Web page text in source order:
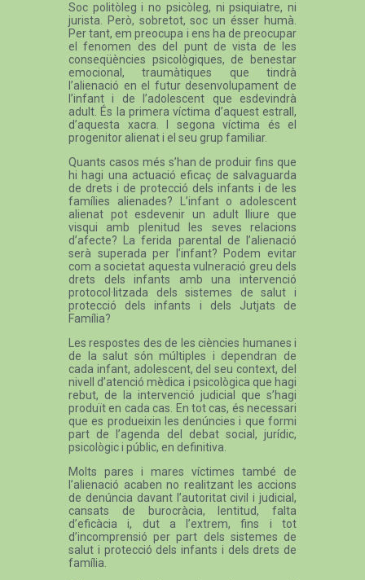
Soc politòleg i no psicòleg, ni psiquiatre, ni
jurista. Però, sobretot, soc un ésser humà.
Per tant, em preocupa i ens ha de preocupar
el fenomen des del punt de vista de les
conseqüències psicològiques, de benestar
emocional, traumàtiques que tindrà
l’alienació en el futur desenvolupament de
l’infant i de l’adolescent que esdevindrà
adult. És la primera víctima d’aquest estrall,
d’aquesta xacra. I segona víctima és el
progenitor alienat i el seu grup familiar.
Quants casos més s’han de produir fins que
hi hagi una actuació eficaç de salvaguarda
de drets i de protecció dels infants i de les
famílies alienades? L’infant o adolescent
alienat pot esdevenir un adult lliure que
visqui amb plenitud les seves relacions
d’afecte? La ferida parental de l’alienació
serà superada per l’infant? Podem evitar
com a societat aquesta vulneració greu dels
drets dels infants amb una intervenció
protocol·litzada dels sistemes de salut i
protecció dels infants i dels Jutjats de
Família?
Les respostes des de les ciències humanes i
de la salut són múltiples i dependran de
cada infant, adolescent, del seu context, del
nivell d’atenció mèdica i psicològica que hagi
rebut, de la intervenció judicial que s’hagi
produït en cada cas. En tot cas, és necessari
que es produeixin les denúncies i que formi
part de l’agenda del debat social, jurídic,
psicològic i públic, en definitiva.
Molts pares i mares víctimes també de
l’alienació acaben no realitzant les accions
de denúncia davant l’autoritat civil i judicial,
cansats de burocràcia, lentitud, falta
d’eficàcia i, dut a l’extrem, fins i tot
d’incomprensió per part dels sistemes de
salut i protecció dels infants i dels drets de
família.